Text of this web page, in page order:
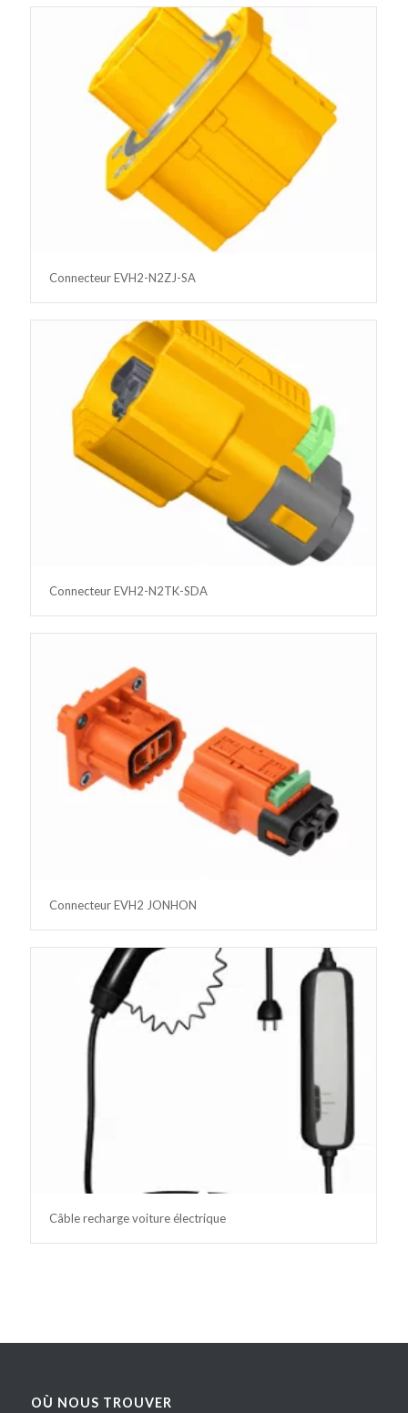
Connecteur EVH2-N2ZJ-SA
Connecteur EVH2-N2TK-SDA
Connecteur EVH2 JONHON
Câble recharge voiture électrique
OÙ NOUS TROUVER